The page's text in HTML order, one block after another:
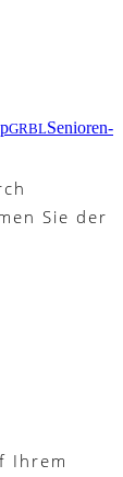
GRBLSenioren-
Sie der
Ihrem